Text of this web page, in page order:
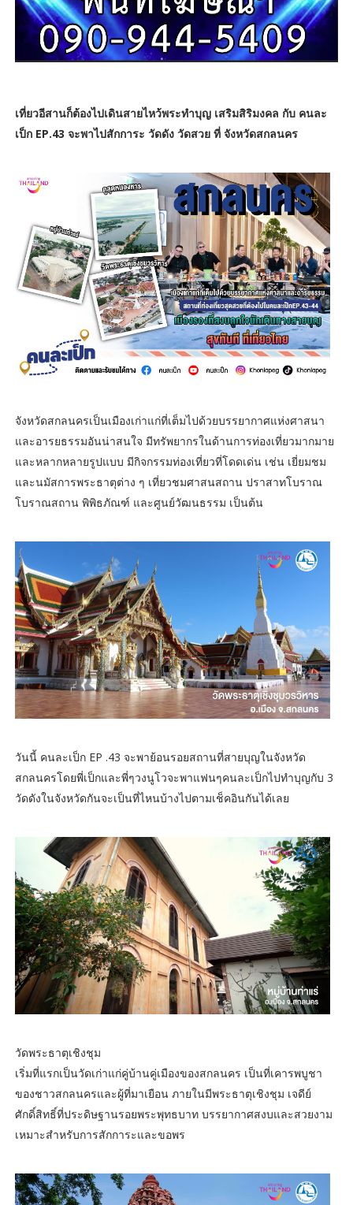
เที่ยวอีสานก็ต้องไปเดินสายไหว้พระทำบุญ เสริมสิริมงคล กับ คนละ
เป็ก EP.43 จะพาไปสักการะ วัดดัง วัดสวย ที่ จังหวัดสกลนคร
จังหวัดสกลนครเป็นเมืองเก่าแก่ที่เต็มไปด้วยบรรยากาศแห่งศาสนา
และอารยธรรมอันน่าสนใจ มีทรัพยากรในด้านการท่องเที่ยวมากมาย
และหลากหลายรูปแบบ มีกิจกรรมท่องเที่ยวที่โดดเด่น เช่น เยี่ยมชม
และนมัสการพระธาตุต่าง ๆ เที่ยวชมศาสนสถาน ปราสาทโบราณ
โบราณสถาน พิพิธภัณฑ์ และศูนย์วัฒนธรรม เป็นต้น
วันนี้ คนละเป็ก EP .43 จะพาย้อนรอยสถานที่สายบุญในจังหวัด
สกลนครโดยพี่เป็กและพี่ๆวงนูโวจะพาแฟนๆคนละเป็กไปทำบุญกับ 3
วัดดังในจังหวัดกันจะเป็นที่ไหนบ้างไปตามเช็คอินกันได้เลย
วัดพระธาตุเชิงชุม
เริ่มที่แรกเป็นวัดเก่าแก่คู่บ้านคู่เมืองของสกลนคร เป็นที่เคารพบูชา
ของชาวสกลนครและผู้ที่มาเยือน ภายในมีพระธาตุเชิงชุม เจดีย์
ศักดิ์สิทธิ์ที่ประดิษฐานรอยพระพุทธบาท บรรยากาศสงบและสวยงาม
เหมาะสำหรับการสักการะและขอพร